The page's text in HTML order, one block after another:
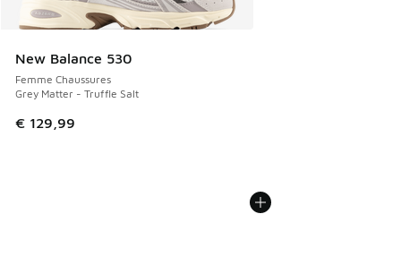
New Balance 530
Femme Chaussures
Grey Matter - Truffle Salt
€ 129,99